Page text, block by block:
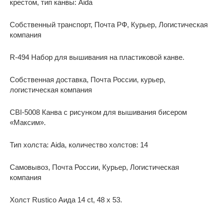
крестом, тип канвы: Aida
Собственный транспорт, Почта РФ, Курьер, Логистическая
компания
R-494 Набор для вышивания на пластиковой канве.
Собственная доставка, Почта России, курьер,
логистическая компания
CBI-5008 Канва с рисунком для вышивания бисером
«Максим».
Тип холста: Aida, количество холстов: 14
Самовывоз, Почта России, Курьер, Логистическая
компания
Холст Rustico Аида 14 ct, 48 x 53.